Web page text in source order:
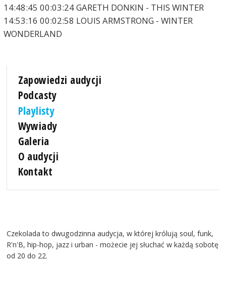
14:48:45 00:03:24 GARETH DONKIN - THIS WINTER
14:53:16 00:02:58 LOUIS ARMSTRONG - WINTER
WONDERLAND
Zapowiedzi audycji
Podcasty
Playlisty
Wywiady
Galeria
O audycji
Kontakt
Czekolada to dwugodzinna audycja, w której królują soul, funk,
R'n'B, hip-hop, jazz i urban - możecie jej słuchać w każdą sobotę
od 20 do 22.